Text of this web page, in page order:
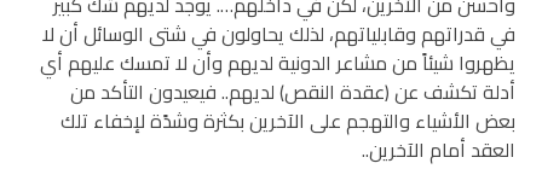
في قدراتهم وقابلياتهم، لذلك يحاولون في شتى الوسائل أن لا
يظهروا شيئاً من مشاعر الدونية لديهم وأن لا تمسك عليهم أي
أدلة تكشف عن (عقدة النقص) لديهم.. فيعيدون التأكد من
بعض الأشياء والتهجم على الآخرين بكثرة وشدًة لإخفاء تلك
العقد أمام الآخرين..